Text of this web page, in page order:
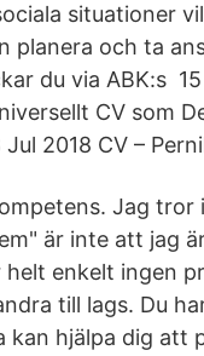
situationer
planera och ta
du via ABK:s
CV som
2018 CV –
Jag
är inte att jag
enkelt ingen
till lags. Du
kan hjälpa dig